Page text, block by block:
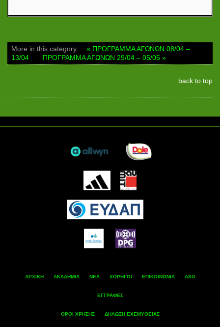
More in this category:
« ΠΡΟΓΡΑΜΜΑ ΑΓΩΝΩΝ 08/04 –
13/04
ΠΡΟΓΡΑΜΜΑ ΑΓΩΝΩΝ 29/04 – 05/05 »
back to top
ΑΡΧΙΚΗ ΑΚΑΔΗΜΙΑ ΝΕΑ ΧΟΡΗΓΟΙ ΕΠΙΚΟΙΝΩΝΙΑ ASD
ΕΓΓΡΑΦΕΣ
ΟΡΟΙ ΧΡΗΣΗΣ ΔΗΛΩΣΗ ΕΧΕΜΥΘΕΙΑΣ